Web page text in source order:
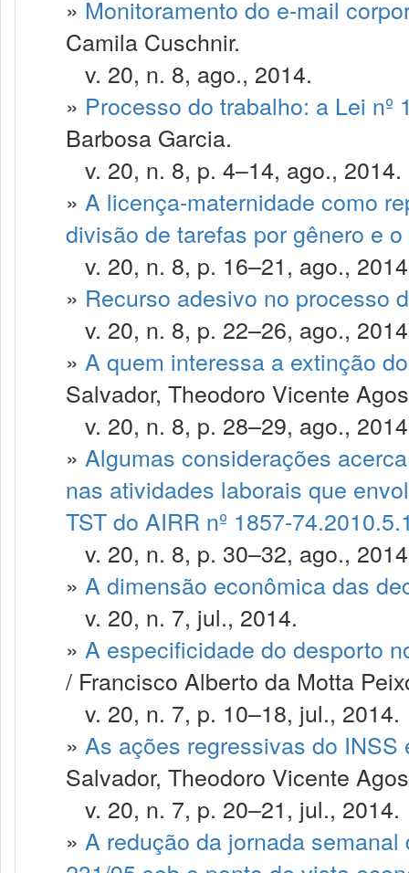
» Monitoramento do e-mail
Camila Cuschnir.
v. 20, n. 8, ago., 2014.
» Processo do trabalho: a Lei nº
Barbosa Garcia.
v. 20, n. 8, p. 4–14, ago., 2014.
» A licença-maternidade como
divisão de tarefas por gênero e
v. 20, n. 8, p. 16–21, ago.,
» Recurso adesivo no processo
v. 20, n. 8, p. 22–26, ago.,
» A quem interessa a extinção
Salvador, Theodoro Vicente
v. 20, n. 8, p. 28–29, ago.,
» Algumas considerações
nas atividades laborais que
TST do AIRR nº 1857-
v. 20, n. 8, p. 30–32, ago.,
» A dimensão econômica das
v. 20, n. 7, jul., 2014.
» A especificidade do desporto
/ Francisco Alberto da Motta
v. 20, n. 7, p. 10–18, jul., 2014.
» As ações regressivas do
Salvador, Theodoro Vicente
v. 20, n. 7, p. 20–21, jul., 2014.
» A redução da jornada